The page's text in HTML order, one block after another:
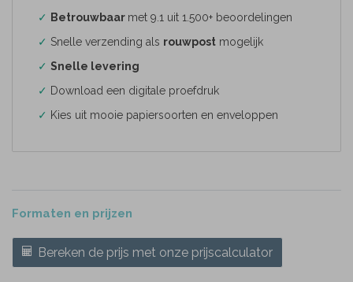
✓ Betrouwbaar met 9.1 uit 1.500+ beoordelingen
✓ Snelle verzending als rouwpost mogelijk
✓ Snelle levering
✓ Download een digitale proefdruk
✓ Kies uit mooie papiersoorten en enveloppen
Formaten en prijzen
Bereken de prijs met onze prijscalculator